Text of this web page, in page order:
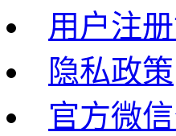
用户注
隐私政策
官方微